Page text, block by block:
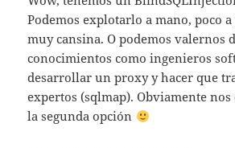
Podemos explotarlo a mano, poco
muy cansina. O podemos valernos
conocimientos como ingenieros
desarrollar un proxy y hacer que
expertos (sqlmap). Obviamente
la segunda opción